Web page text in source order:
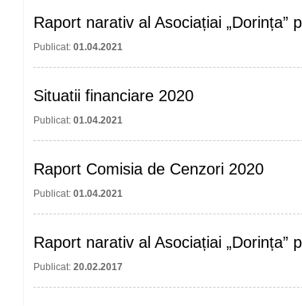
Raport narativ al Asociațiai „Dorința”
Publicat: 01.04.2021
Situatii financiare 2020
Publicat: 01.04.2021
Raport Comisia de Cenzori 2020
Publicat: 01.04.2021
Raport narativ al Asociațiai „Dorința”
Publicat: 20.02.2017